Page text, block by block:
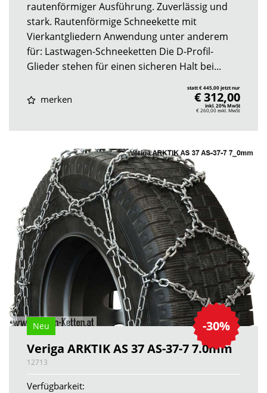
rautenförmiger Ausführung. Zuverlässig und
stark. Rautenförmige Schneekette mit
Vierkantgliedern Anwendung unter anderem
für: Lastwagen-Schneeketten Die D-Profil-
Glieder stehen für einen sicheren Halt bei...
merken
statt € 445,00 jetzt nur
€ 312,00
inkl. 20% MwSt
€ 260,00exkl. MwSt
-30%
Neu
Veriga ARKTIK AS 37 AS-37-7 7.0mm
12713
Verfügbarkeit: